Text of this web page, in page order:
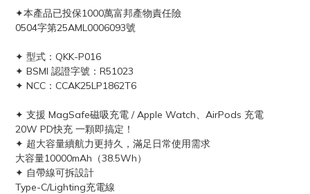
✦本產品已投保1000萬富邦產物責任險
0504字第25AML0006093號
✦ 型式：QKK-P016
✦ BSMI 認證字號：R51023
✦ NCC：CCAK25LP1862T6
✦ 支援 MagSafe磁吸充電 / Apple Watch、AirPods 充電
20W PD快充 一顆即搞定！
✦ 超大容量續航力更持久，滿足日常使用需求
大容量10000mAh（38.5Wh）
✦ 自帶線可拆設計
Type-C/Lighting充電線